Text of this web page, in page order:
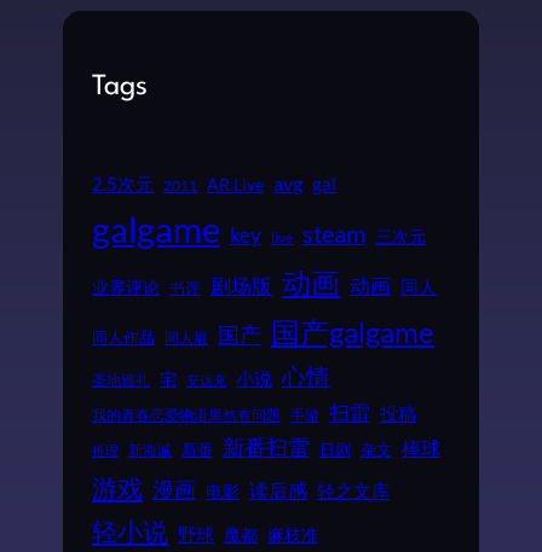
Tags
2.5次元 2011 AR Live avg gal
galgame key live steam 三次元
业界评论 书评 剧场版 动画 动画 同人
同人作品 同人展 国产 国产galgame
圣地巡礼 宅 安达充 小说 心情
我的青春恋爱物语果然有问题 手游 扫雷 投稿
推理 新海诚 新番 新番扫雷 日剧 杂文 棒球
游戏 漫画 电影 读后感 轻之文库
轻小说 野球 魔都 麻枝准